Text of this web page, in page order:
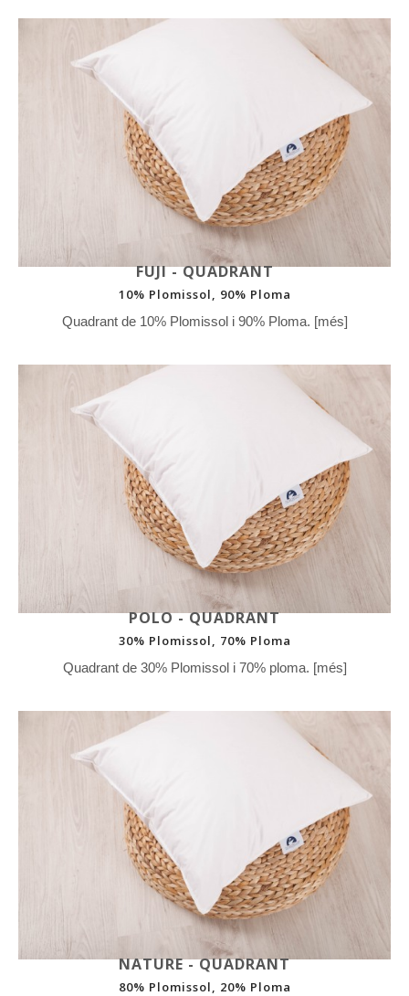
FUJI - QUADRANT
10% Plomissol, 90% Ploma
Quadrant de 10% Plomissol i 90% Ploma. [més]
POLO - QUADRANT
30% Plomissol, 70% Ploma
Quadrant de 30% Plomissol i 70% ploma. [més]
NATURE - QUADRANT
80% Plomissol, 20% Ploma